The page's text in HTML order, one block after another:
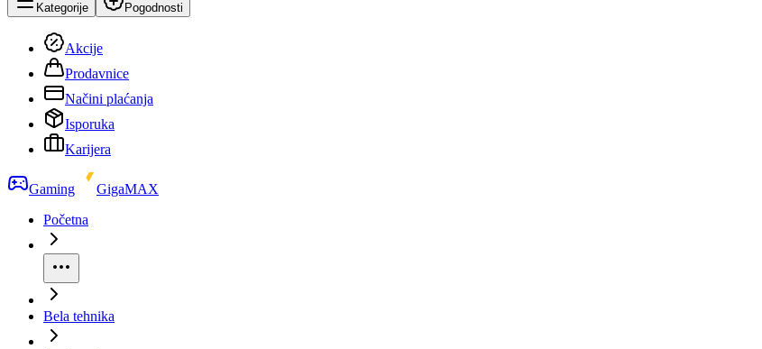
Kategorije Pogodnosti
Akcije
Prodavnice
Načini plaćanja
Isporuka
Karijera
Gaming
GigaMAX
Početna
Bela tehnika